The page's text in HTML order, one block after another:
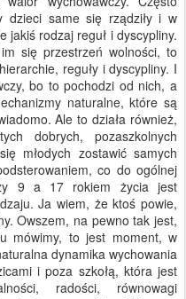
dzieci same się rządziły i w
jakiś rodzaj reguł i dyscypliny.
się przestrzeń wolności, to
reguły i dyscypliny. I
bo to pochodzi od nich, a
naturalne, które są
Ale to działa również,
dobrych, pozaszkolnych
młodych zostawić samych
co do ogólnej
9 a 17 rokiem życia jest
Ja wiem, że ktoś powie,
Owszem, na pewno tak jest,
mówimy, to jest moment, w
dynamika wychowania
i poza szkołą, która jest
radości, równowagi